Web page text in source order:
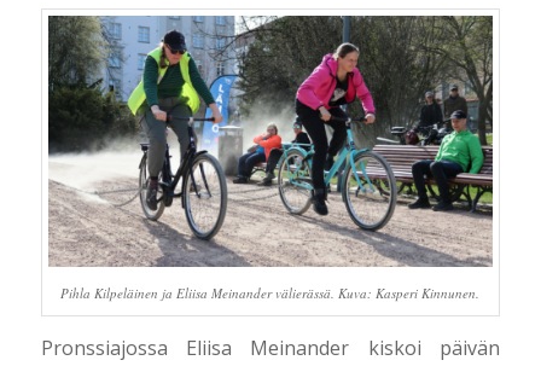
Pihla Kilpeläinen ja Eliisa Meinander välierässä. Kuva: Kasperi Kinnunen.
Pronssiajossa Eliisa Meinander kiskoi päivän